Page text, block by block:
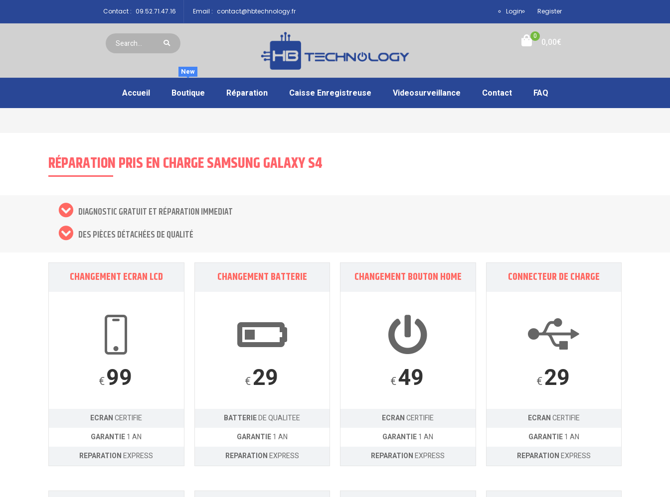
Contact : 09.52.71.47.16 Email : contact@hbtechnology.fr Login Register
0
0,00€
Accueil Boutique
New
Réparation Caisse Enregistreuse Videosurveillance Contact FAQ
RÉPARATION PRIS EN CHARGE SAMSUNG GALAXY S4
DIAGNOSTIC GRATUIT ET RÉPARATION IMMEDIAT
DES PIÈCES DÉTACHÉES DE QUALITÉ
CHANGEMENT ECRAN LCD
€99
ECRANCERTIFIE
GARANTIE1 AN
REPARATIONEXPRESS
CHANGEMENT BATTERIE
€29
BATTERIEDE QUALITEE
GARANTIE1 AN
REPARATIONEXPRESS
CHANGEMENT BOUTON HOME
€49
ECRANCERTIFIE
GARANTIE1 AN
REPARATIONEXPRESS
CONNECTEUR DE CHARGE
€29
ECRANCERTIFIE
GARANTIE1 AN
REPARATIONEXPRESS